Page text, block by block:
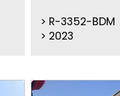
R-3352-BDM
2023